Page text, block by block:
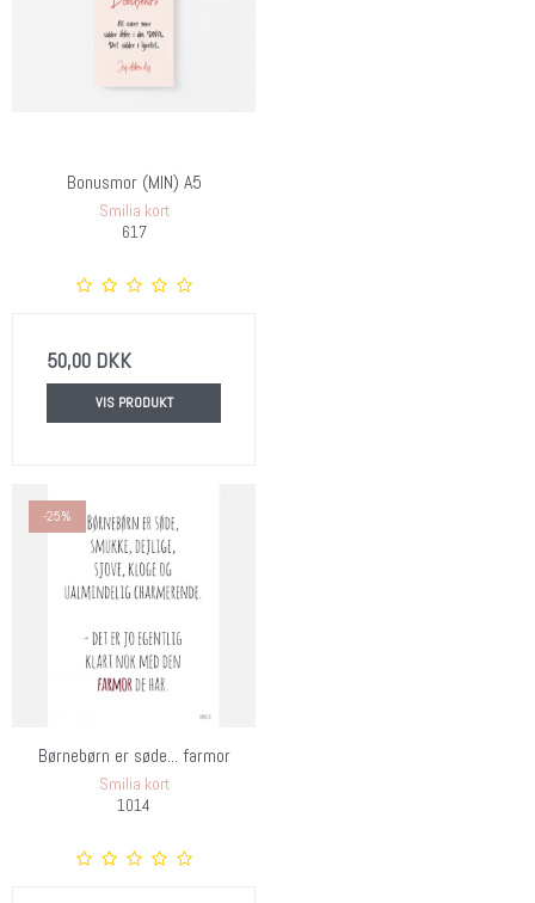
Bonusmor (MIN) A5
Smilia kort
617
50,00 DKK
VIS PRODUKT
-25%
Børnebørn er søde... farmor
Smilia kort
1014